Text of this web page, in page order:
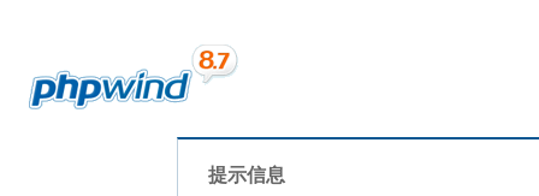
提示信息